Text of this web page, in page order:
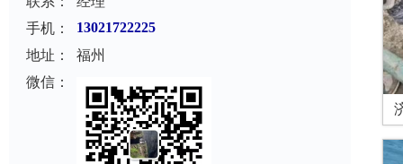
手机：
13021722225
地址：
福州
微信：